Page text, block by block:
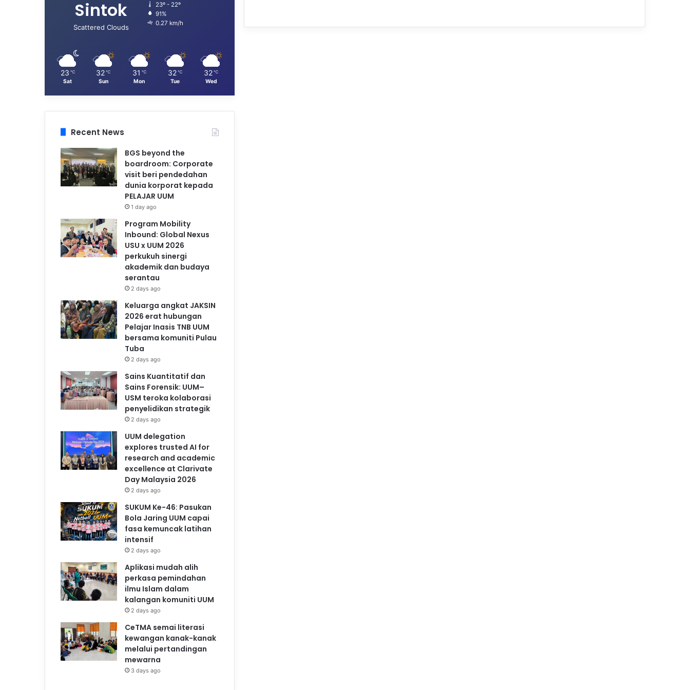
Sintok
Scattered Clouds
23º - 22º
91%
0.27 km/h
23 ℃
Sat
32 ℃
Sun
31 ℃
Mon
32 ℃
Tue
32 ℃
Wed
Recent News
BGS beyond the
boardroom: Corporate
visit beri pendedahan
dunia korporat kepada
PELAJAR UUM
1 day ago
Program Mobility
Inbound: Global Nexus
USU x UUM 2026
perkukuh sinergi
akademik dan budaya
serantau
2 days ago
Keluarga angkat JAKSIN
2026 erat hubungan
Pelajar Inasis TNB UUM
bersama komuniti Pulau
Tuba
2 days ago
Sains Kuantitatif dan
Sains Forensik: UUM–
USM teroka kolaborasi
penyelidikan strategik
2 days ago
UUM delegation
explores trusted AI for
research and academic
excellence at Clarivate
Day Malaysia 2026
2 days ago
SUKUM Ke-46: Pasukan
Bola Jaring UUM capai
fasa kemuncak latihan
intensif
2 days ago
Aplikasi mudah alih
perkasa pemindahan
ilmu Islam dalam
kalangan komuniti UUM
2 days ago
CeTMA semai literasi
kewangan kanak-kanak
melalui pertandingan
mewarna
3 days ago